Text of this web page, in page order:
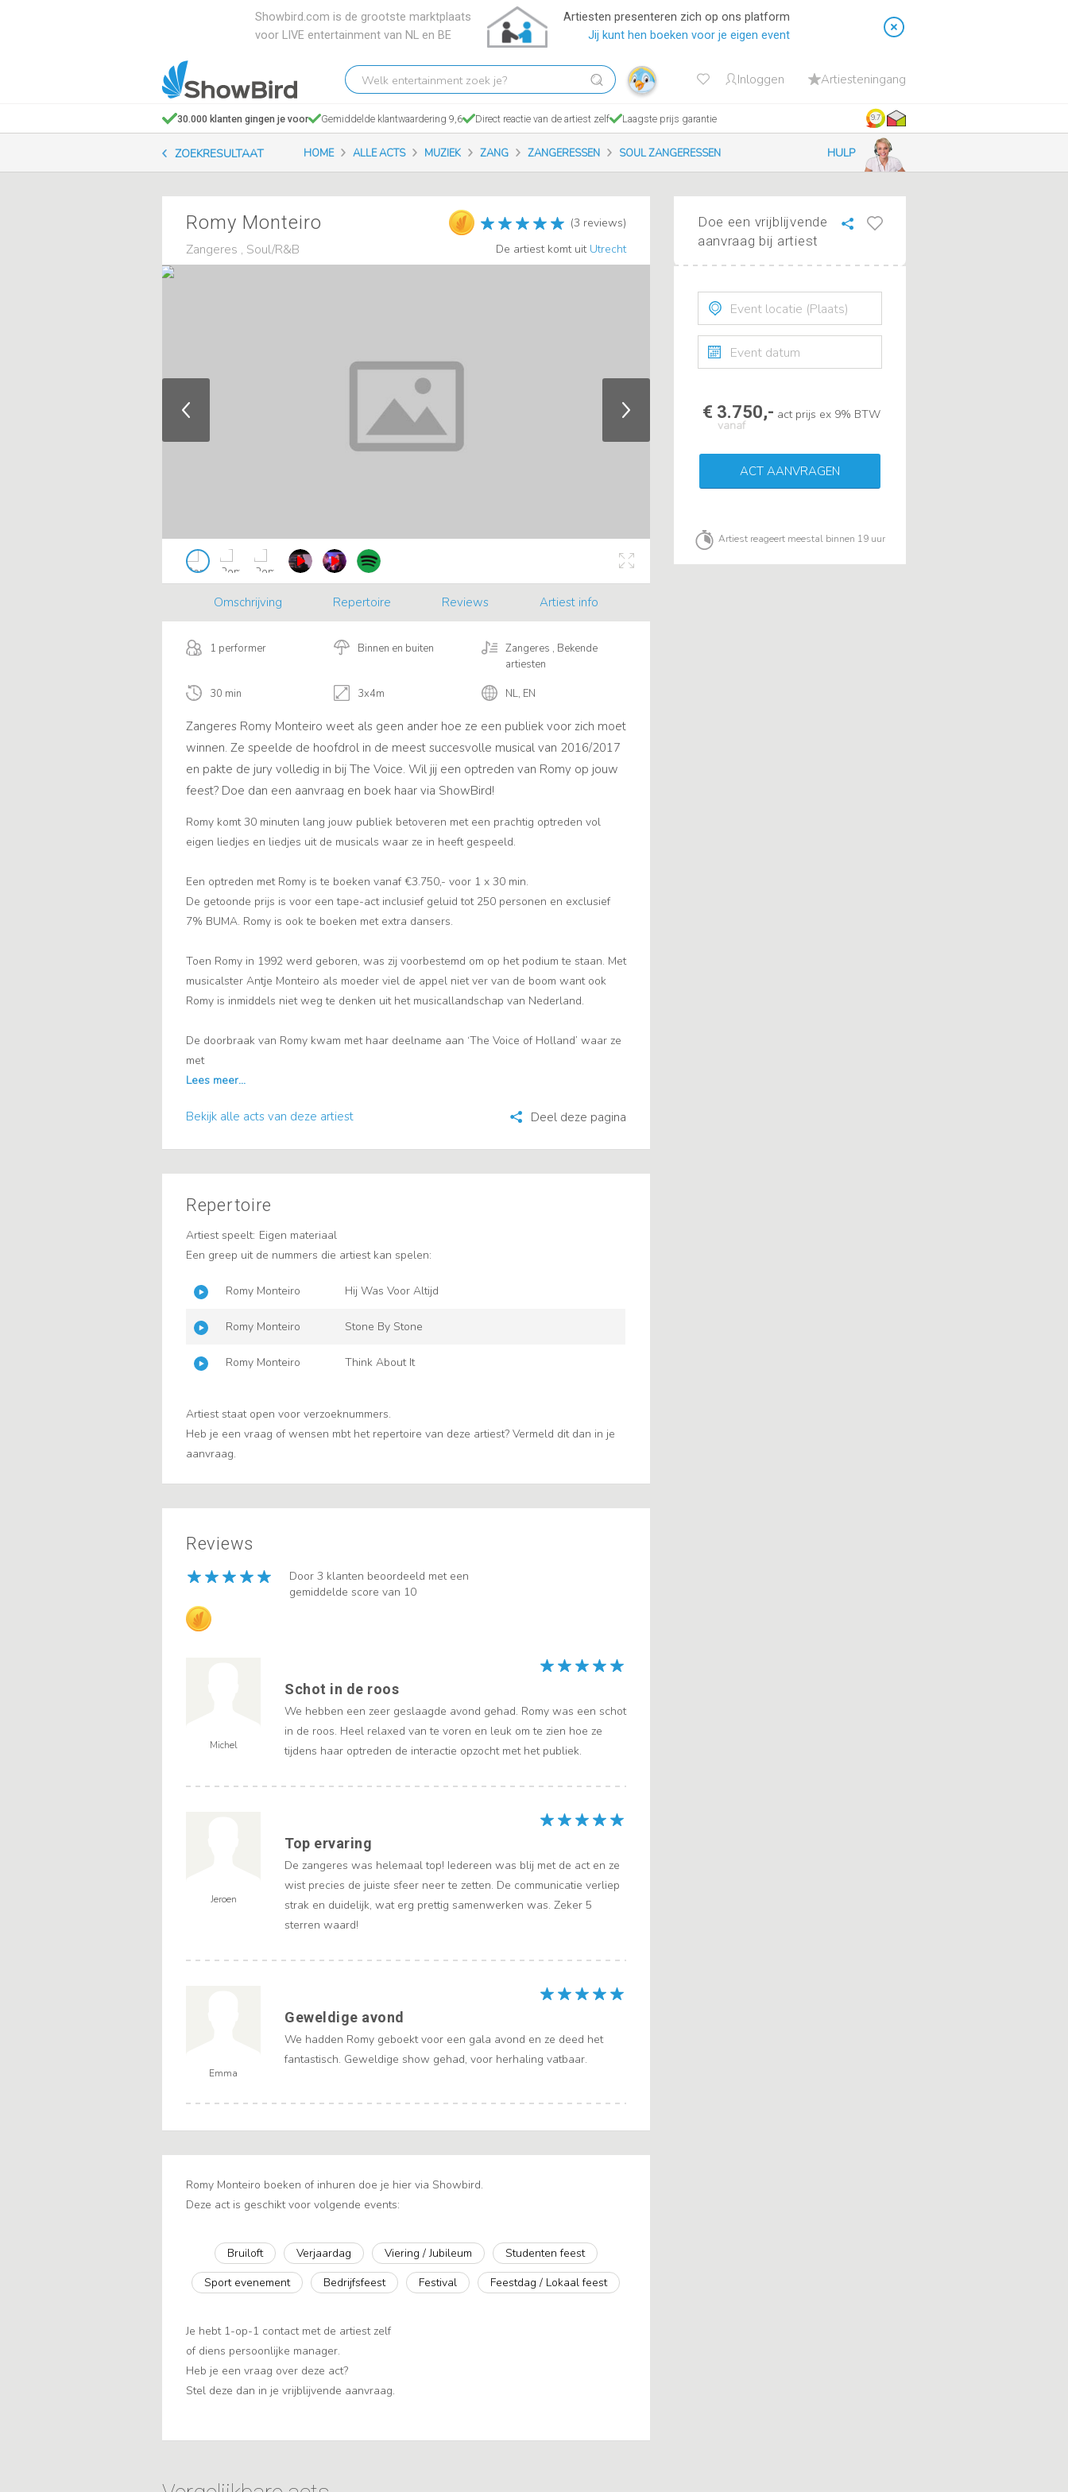
Showbird.com is de grootste marktplaats
voor LIVE entertainment van NL en BE
Artiesten presenteren zich op ons platform
Jij kunt hen boeken voor je eigen event
Welk
entertainment
zoek
je?
Inloggen Artiesteningang
30.000 klanten gingen je voor Gemiddelde klantwaardering 9,6 Direct reactie van de artiest zelf Laagste prijs garantie 9.7
ZOEKRESULTAAT HOME ALLE ACTS MUZIEK ZANG ZANGERESSEN SOUL ZANGERESSEN HULP
Romy Monteiro
Zangeres , Soul/R&B
(3 reviews)
De artiest komt uit Utrecht
Omschrijving Repertoire Reviews Artiest info
1 performer Binnen en buiten
Zangeres , Bekende
artiesten
30 min 3x4m NL, EN
Zangeres Romy Monteiro weet als geen ander hoe ze een publiek voor zich moet
winnen. Ze speelde de hoofdrol in de meest succesvolle musical van 2016/2017
en pakte de jury volledig in bij The Voice. Wil jij een optreden van Romy op jouw
feest? Doe dan een aanvraag en boek haar via ShowBird!
Romy komt 30 minuten lang jouw publiek betoveren met een prachtig optreden vol
eigen liedjes en liedjes uit de musicals waar ze in heeft gespeeld.
Een optreden met Romy is te boeken vanaf €3.750,- voor 1 x 30 min.
De getoonde prijs is voor een tape-act inclusief geluid tot 250 personen en exclusief
7% BUMA. Romy is ook te boeken met extra dansers.
Toen Romy in 1992 werd geboren, was zij voorbestemd om op het podium te staan. Met
musicalster Antje Monteiro als moeder viel de appel niet ver van de boom want ook
Romy is inmiddels niet weg te denken uit het musicallandschap van Nederland.
De doorbraak van Romy kwam met haar deelname aan ‘The Voice of Holland’ waar ze
met
Bekijk alle acts van deze artiest Deel deze pagina
Repertoire
Artiest speelt: Eigen materiaal
Een greep uit de nummers die artiest kan spelen:
Romy Monteiro Hij Was Voor Altijd
Romy Monteiro Stone By Stone
Romy Monteiro Think About It
Artiest staat open voor verzoeknummers.
Heb je een vraag of wensen mbt het repertoire van deze artiest? Vermeld dit dan in je
aanvraag.
Reviews
Door 3 klanten beoordeeld met een
gemiddelde score van 10
Michel
Schot in de roos
We hebben een zeer geslaagde avond gehad. Romy was een schot
in de roos. Heel relaxed van te voren en leuk om te zien hoe ze
tijdens haar optreden de interactie opzocht met het publiek.
Jeroen
Top ervaring
De zangeres was helemaal top! Iedereen was blij met de act en ze
wist precies de juiste sfeer neer te zetten. De communicatie verliep
strak en duidelijk, wat erg prettig samenwerken was. Zeker 5
sterren waard!
Emma
Geweldige avond
We hadden Romy geboekt voor een gala avond en ze deed het
fantastisch. Geweldige show gehad, voor herhaling vatbaar.
Romy Monteiro boeken of inhuren doe je hier via Showbird.
Deze act is geschikt voor volgende events:
Bruiloft Verjaardag Viering / Jubileum
Studenten feest
Sport evenement
Bedrijfsfeest Festival Feestdag / Lokaal feest
Je hebt 1-op-1 contact met de artiest zelf
of diens persoonlijke manager.
Heb je een vraag over deze act?
Stel deze dan in je vrijblijvende aanvraag.
Doe een vrijblijvende
aanvraag bij artiest
€ 3.750,-
vanaf
act prijs ex 9% BTW
ACT AANVRAGEN
Artiest reageert meestal binnen 19 uur